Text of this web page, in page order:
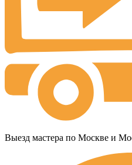
Выезд мастера по Москве и